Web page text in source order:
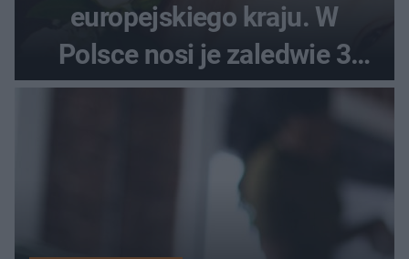
europejskiego kraju. W
Polsce nosi je zaledwie 3
kobiety